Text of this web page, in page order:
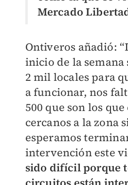
Mercado
Ontiveros añadió:
inicio de la
2 mil locales para
a funcionar, nos
500 que son los
cercanos a la zona
esperamos
intervención este
sido difícil porque